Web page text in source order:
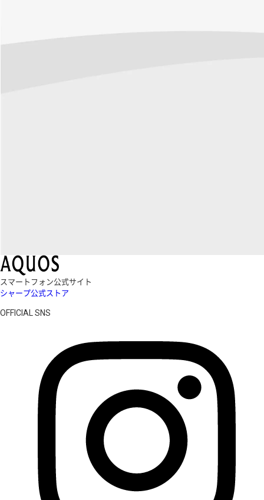
スマートフォン公式サイト
シャープ公式ストア
OFFICIAL SNS